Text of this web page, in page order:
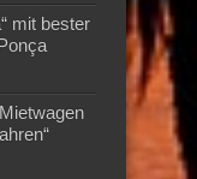
mit bester